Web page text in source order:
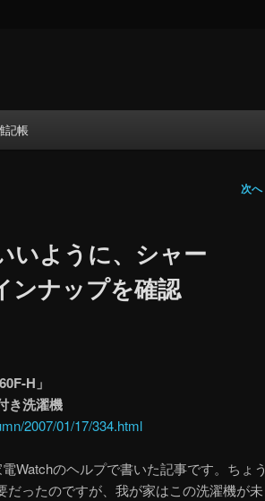
記帳
次へ
いように、シャー
ンナップを確認
H」
き洗濯機
2007/01/17/334.html
Watchのヘルプで書いた記事です。ちょう
ったのですが、我が家はこの洗濯機が未